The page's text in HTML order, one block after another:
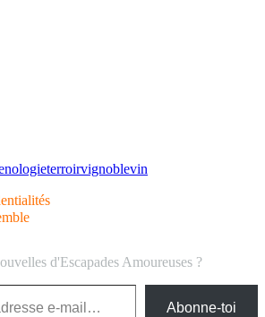
terroirvignoblevin
d'Escapades Amoureuses ?
Abonne-toi